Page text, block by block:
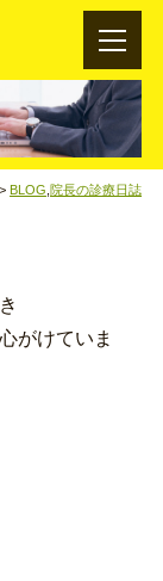
>BLOG ,院長の診療日誌
がけていま